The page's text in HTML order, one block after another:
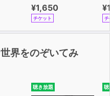
¥1,650
チケット チ
界をのぞいてみ
聴き放題 聴